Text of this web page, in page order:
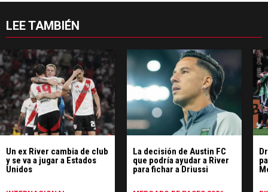
LEE TAMBIÉN
Un ex River cambia de club
y se va a jugar a Estados
Unidos
La decisión de Austin FC
que podría ayudar a River
para fichar a Driussi